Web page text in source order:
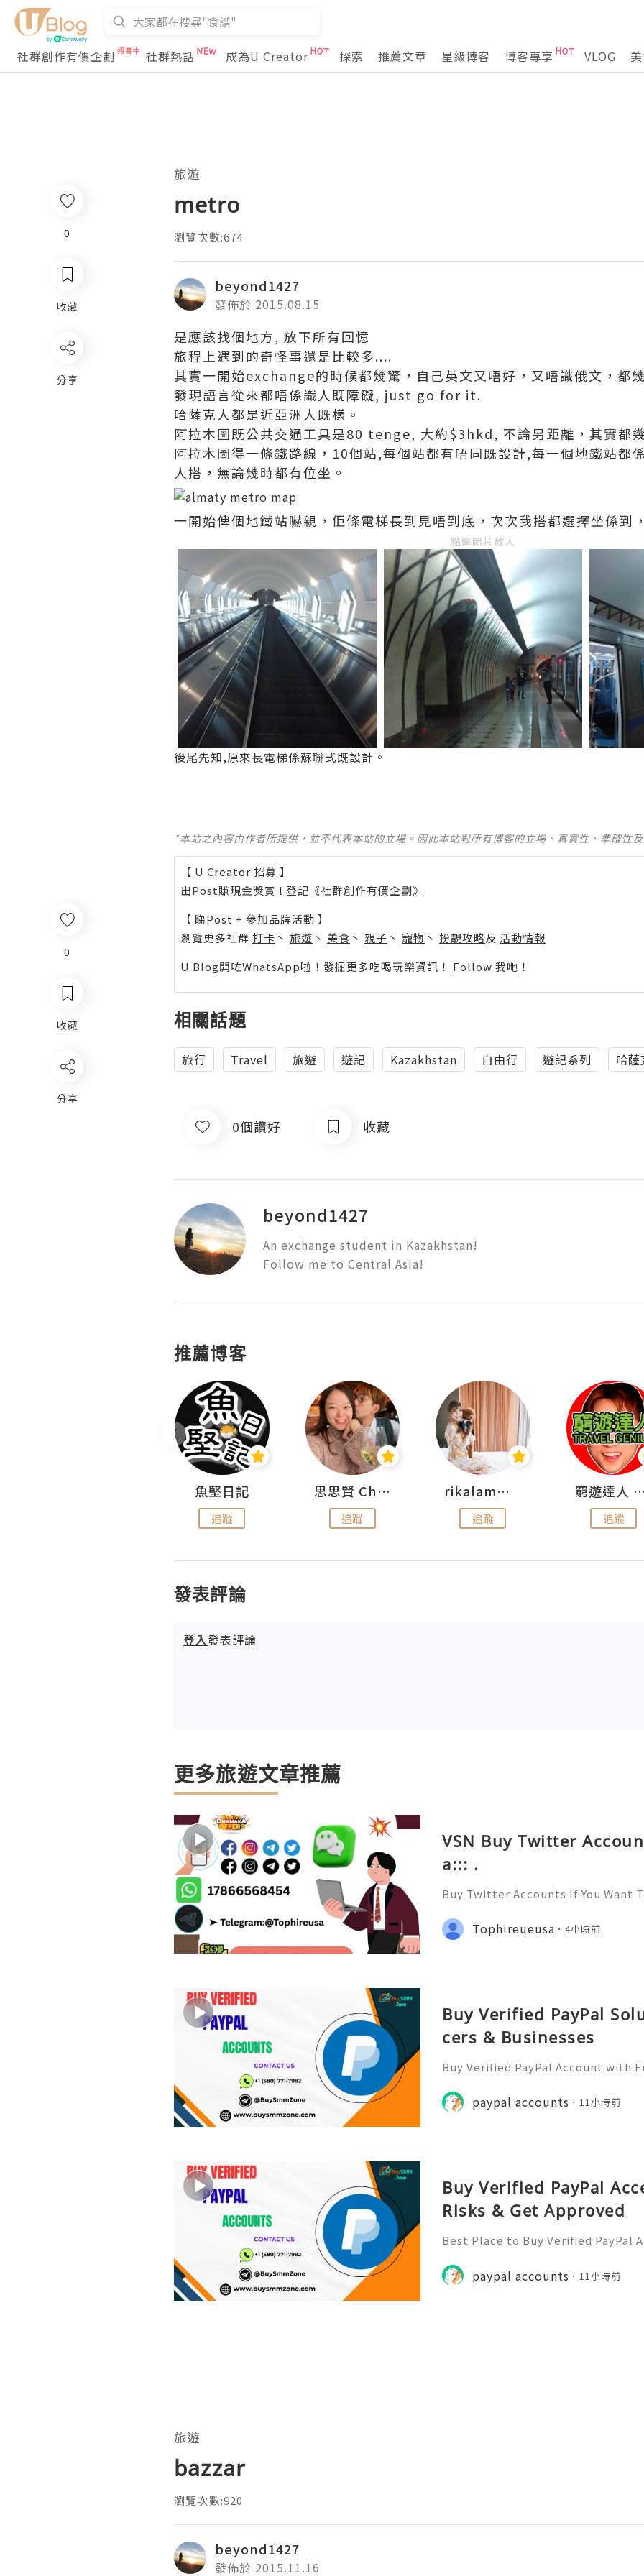
社群創作有價企劃 社群熱話 成為U Creator 探索 推薦文章 星級博客 博客專享 VLOG
0
收藏
分享
旅遊
metro
瀏覽次數:674
beyond1427
發佈於 2015.08.15
是應該找個地方, 放下所有回憶
旅程上遇到的奇怪事還是比較多....
其實一開始exchange的時候都幾驚，自己英文又唔好，又唔識俄文，都
發現語言從來都唔係識人既障礙, just go for it.
哈薩克人都是近亞洲人既樣。
阿拉木圖既公共交通工具是80 tenge, 大約$3hkd, 不論另距離，其實都
阿拉木圖得一條鐵路線，10個站,每個站都有唔同既設計,每一個地鐵站都
人搭，無論幾時都有位坐。
一開始俾個地鐵站嚇親，佢條電梯長到見唔到底，次次我搭都選擇坐係到
點擊圖片放大
後尾先知,原來長電梯係蘇聯式既設計。
*本站之內容由作者所提供，並不代表本站的立場。因此本站對所有博客的立場、真實性、準確性
【 U Creator 招募 】
出Post賺現金獎賞 l 登記《社群創作有價企劃》
【 睇Post + 參加品牌活動 】
瀏覽更多社群 打卡 丶 旅遊 丶 美食 丶 親子 丶 寵物 丶 扮靚攻略及 活動情報
U Blog開咗WhatsApp啦！發掘更多吃喝玩樂資訊！ Follow 我哋 ！
相關話題
旅行 Travel 旅遊 遊記 Kazakhstan 自由行 遊記系列 哈薩
0個讚好 收藏
beyond1427
An exchange student in Kazakhstan!
Follow me to Central Asia!
推薦博客
魚堅日記
追蹤
思思賢 ChillMyBabe
追蹤
rikalammm
追蹤
窮遊達人
追蹤
發表評論
登入發表評論
更多旅遊文章推薦
VSN Buy Twitter
a::: .
Buy Twitter Accounts If You Want
Social network and have Likes,
hares On All Of Your Posts. W
Tophireueusa 4小時前
Buy Verified PayPal
cers & Businesses
Buy Verified PayPal Account with
m: @BuySmmZone ✅ Skype:
paypal accounts 11小時前
Buy Verified PayPal
Risks & Get Approved
Best Place to Buy Verified PayPal
026, transaction speed is the
er you are bidding on a
paypal accounts 11小時前
0
收藏
分享
旅遊
bazzar
瀏覽次數:920
beyond1427
發佈於 2015.11.16